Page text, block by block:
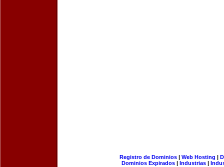
Registro de Dominios| Web Hosting |
Dominios Expirados | Industrias |